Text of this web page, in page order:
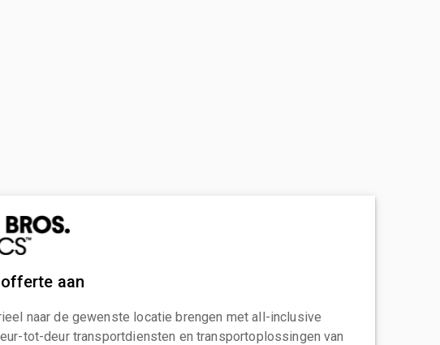
aan
naar de gewenste locatie brengen met all-inclusive
tot-deur transportdiensten en transportoplossingen van